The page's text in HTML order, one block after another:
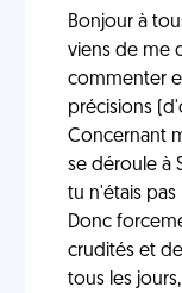
Bonjour à
viens de me
commenter
précisions
Concernant
se déroule à
tu n'étais pas
Donc
crudités et
tous les